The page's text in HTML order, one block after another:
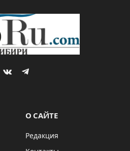
VKontakteTelegram
О САЙТЕ
Редакция